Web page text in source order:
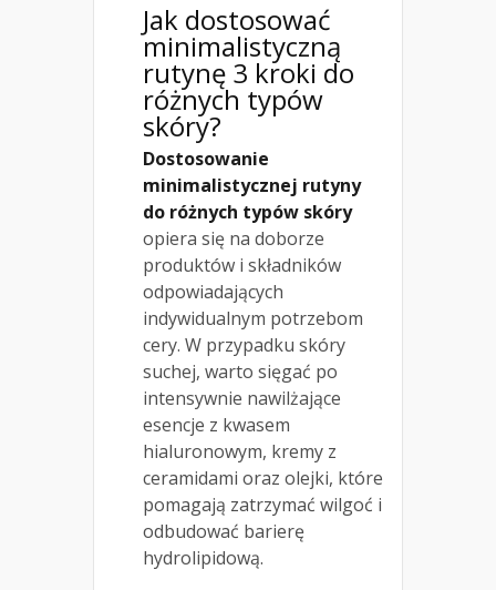
Jak dostosować
minimalistyczną
rutynę 3 kroki do
różnych typów
skóry?
Dostosowanie
minimalistycznej rutyny
do różnych typów skóry
opiera się na doborze
produktów i składników
odpowiadających
indywidualnym potrzebom
cery. W przypadku skóry
suchej, warto sięgać po
intensywnie nawilżające
esencje z kwasem
hialuronowym, kremy z
ceramidami oraz olejki, które
pomagają zatrzymać wilgoć i
odbudować barierę
hydrolipidową.